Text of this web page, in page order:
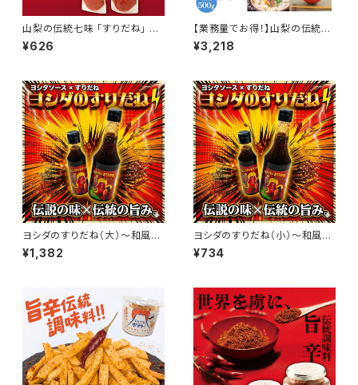
山梨の伝統七味 「すりだね」 ス
タンドパック （小） 40グラム｜ご
飯のお供 お取り寄せ お取り寄
¥626
【業務量でお得！】山梨の伝統七
味 「すりだね」 業務用 500グラ
ム｜ご飯のお供 お取り寄せ お
¥3,218
ヨシダのすりだね（大）〜和風旨
辛万能調味料〜｜ヨシダソース
と無添加すりだねのコラボ｜お
¥1,382
ヨシダのすりだね（小）〜和風旨
辛万能調味料〜｜ヨシダソース
と無添加すりだねのコラボ｜お
¥734